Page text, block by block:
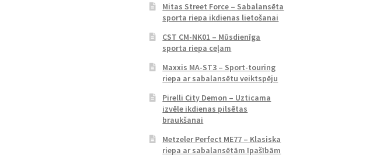
Mitas Street Force – Sabalansēta
sporta riepa ikdienas lietošanai
CST CM-NK01 – Mūsdienīga
sporta riepa ceļam
Maxxis MA-ST3 – Sport-touring
riepa ar sabalansētu veiktspēju
Pirelli City Demon – Uzticama
izvēle ikdienas pilsētas
braukšanai
Metzeler Perfect ME77 – Klasiska
riepa ar sabalansētām īpašībām